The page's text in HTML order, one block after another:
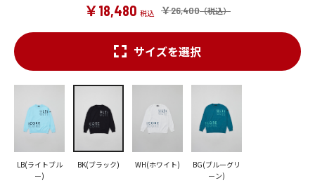
￥26,400
￥18,480
サイズを選択
LB(ライトブル
ー)
BK(ブラック) WH(ホワイト)
BG(ブルーグリ
ーン)